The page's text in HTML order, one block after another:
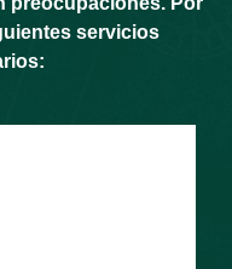
servicios